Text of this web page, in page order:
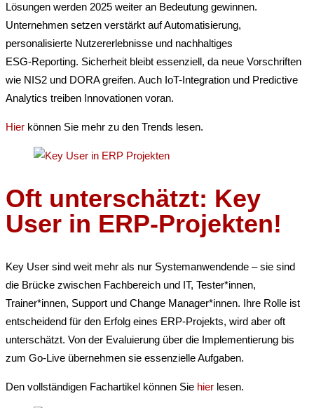
Lösungen werden 2025 weiter an Bedeutung gewinnen.
Unternehmen setzen verstärkt auf Automatisierung,
personalisierte Nutzererlebnisse und nachhaltiges
ESG-Reporting. Sicherheit bleibt essenziell, da neue Vorschriften
wie NIS2 und DORA greifen. Auch IoT-Integration und Predictive
Analytics treiben Innovationen voran.
Hier können Sie mehr zu den Trends lesen.
Oft unterschätzt: Key
User in ERP-Projekten!
Key User sind weit mehr als nur Systemanwendende – sie sind
die Brücke zwischen Fachbereich und IT, Tester*innen,
Trainer*innen, Support und Change Manager*innen. Ihre Rolle ist
entscheidend für den Erfolg eines ERP-Projekts, wird aber oft
unterschätzt. Von der Evaluierung über die Implementierung bis
zum Go-Live übernehmen sie essenzielle Aufgaben.
Den vollständigen Fachartikel können Sie hier lesen.